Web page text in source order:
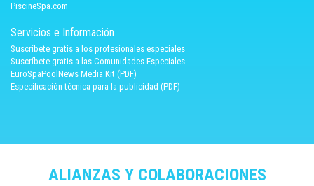
PiscineSpa.com
Servicios e Información
Suscríbete gratis a los profesionales especiales
Suscríbete gratis a las Comunidades Especiales.
EuroSpaPoolNews Media Kit (PDF)
Especificación técnica para la publicidad (PDF)
ALIANZAS Y COLABORACIONES